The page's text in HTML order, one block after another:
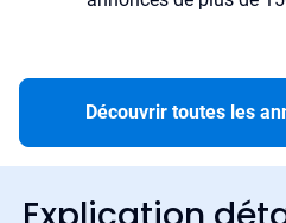
Découvrir toutes les